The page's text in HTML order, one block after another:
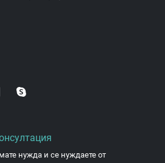
нужда и се нуждаете от